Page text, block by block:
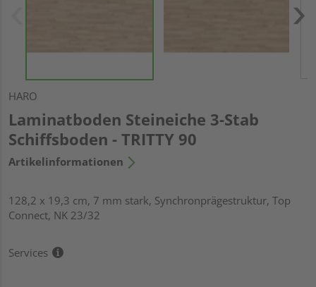
HARO
Laminatboden Steineiche 3-Stab
Schiffsboden - TRITTY 90
Artikelinformationen
128,2 x 19,3 cm, 7 mm stark, Synchronprägestruktur, Top
Connect, NK 23/32
Services